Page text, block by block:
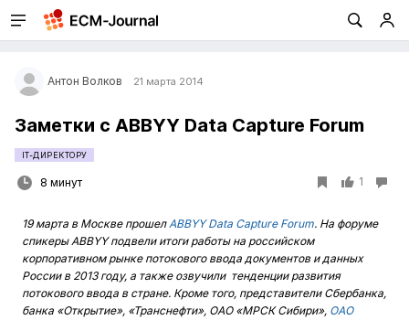
Антон Волков 21 марта 2014
Заметки с ABBYY Data Capture Forum
IT-ДИРЕКТОРУ
8 минут 1
19 марта в Москве прошелABBYY Data Capture Forum. На форуме
спикерыABBYY подвели итоги работы на российском
корпоративном рынке потокового ввода документов и данных
России в 2013 году, а также озвучили тенденции развития
потокового ввода в стране. Кроме того, представители Сбербанка,
банка «Открытие», «Транснефти», ОАО «МРСК Сибири», ОАО